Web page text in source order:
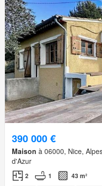
390 000 €
Maison à 06000, Nice,
d'Azur
2 1 43 m²